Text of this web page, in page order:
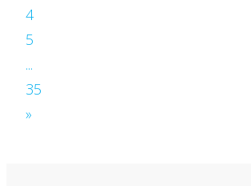
4
5
...
35
»